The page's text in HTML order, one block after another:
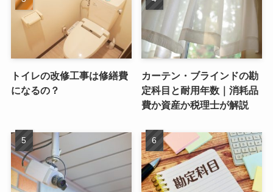
トイレの改修工事は修繕費
になるの？
カーテン・ブラインドの勘
定科目と耐用年数｜消耗品
費か資産か税理士が解説